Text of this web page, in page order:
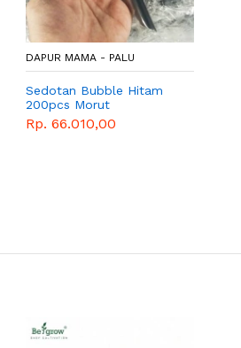
DAPUR MAMA - PALU
Sedotan Bubble Hitam
200pcs Morut
Rp. 66.010,00